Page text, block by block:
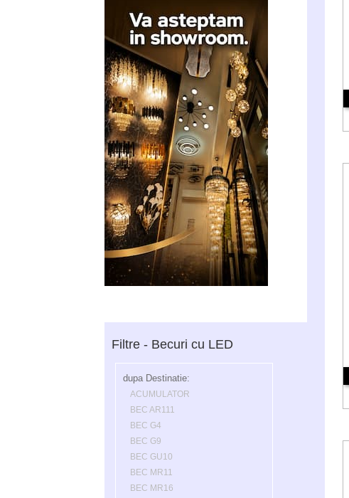
Filtre - Becuri cu LED
dupa Destinatie:
ACUMULATOR
BEC AR111
BEC G4
BEC G9
BEC GU10
BEC MR11
BEC MR16